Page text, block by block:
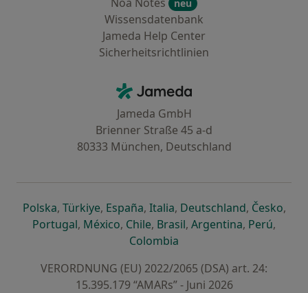
neu
Wissensdatenbank
Jameda Help Center
Sicherheitsrichtlinien
Jameda - Startseite
Jameda GmbH
Brienner Straße 45 a-d
80333 München, Deutschland
Polskaöffnet in einer neuen Registerkarte
, Türkiyeöffnet in einer neuen Registerkarte
, Españaöffnet in einer neuen
, Italiaöffnet in einer neuen
, Deutschlandöffnet in
, Česko,
Portugalöffnet in einer neuen Registerkarte
, Méxicoöffnet in einer neuen Registerkarte
, Chileöffnet in einer neuen
, Brasilöffnet in einer neuen
, Argentinaöffnet in
, Perúöffnet
,
Colombia
VERORDNUNG (EU) 2022/2065 (DSA) art. 24:
15.395.179 “AMARs” - Juni 2026